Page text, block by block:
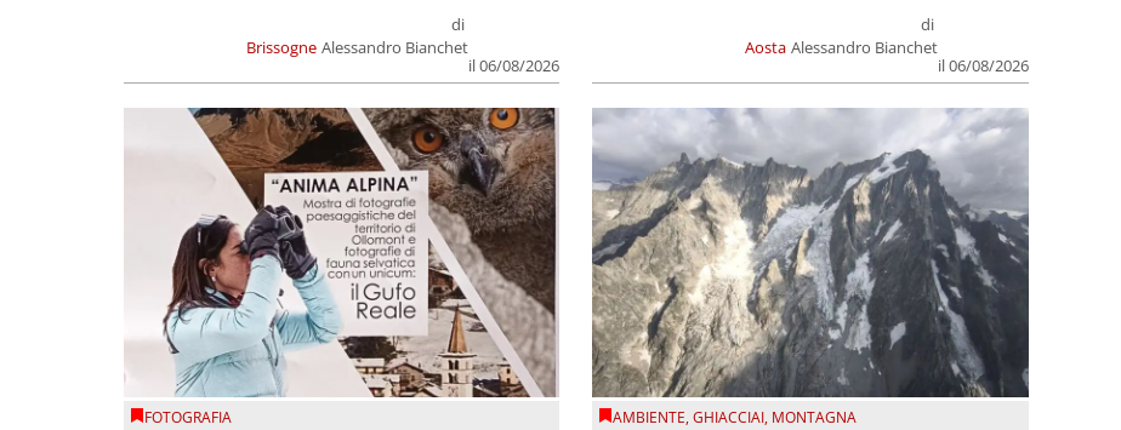
Brissogne
di
Alessandro Bianchet
il 06/08/2026
Aosta
di
Alessandro Bianchet
il 06/08/2026
FOTOGRAFIA AMBIENTE,GHIACCIAI, MONTAGNA